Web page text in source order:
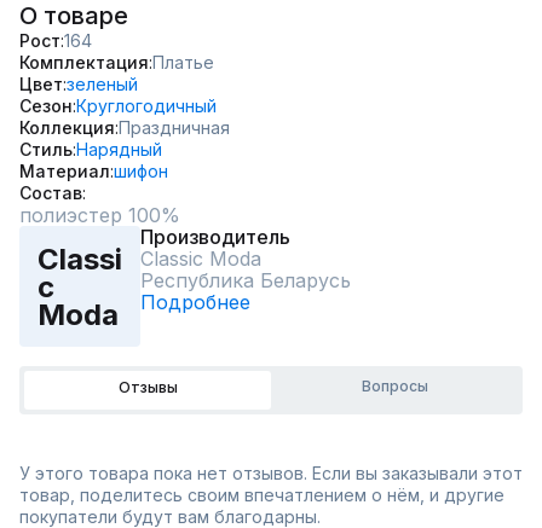
О товаре
Рост 164
Комплектация Платье
Цвет зеленый
Сезон Круглогодичный
Коллекция Праздничная
СтильНарядный
Материал шифон
Состав
полиэстер 100%
Classi
c
Moda
Производитель
Classic Moda
Республика Беларусь
Подробнее
Отзывы Вопросы
У этого товара пока нет отзывов. Если вы заказывали этот
товар, поделитесь своим впечатлением о нём, и другие
покупатели будут вам благодарны.